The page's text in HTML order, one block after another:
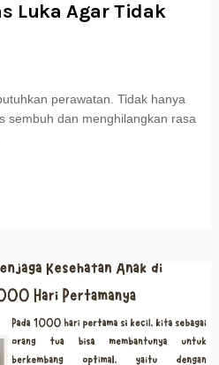
Luka Agar Tidak
perawatan. Tidak hanya
sembuh dan menghilangkan rasa